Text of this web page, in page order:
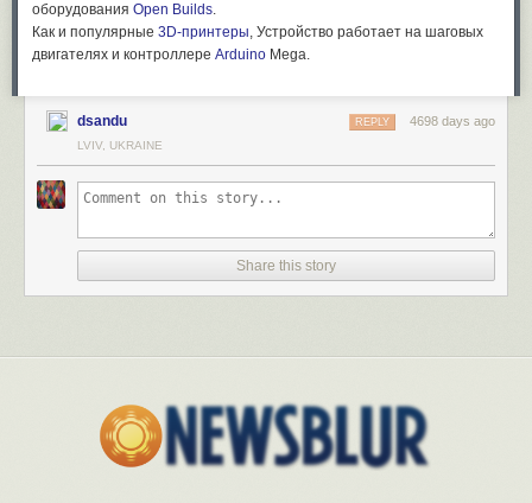
оборудования Open Builds.
Как и популярные 3D-принтеры, Устройство работает на шаговых
двигателях и контроллере Arduino Mega.
dsandu 4698 days ago
REPLY
LVIV, UKRAINE
Share this story